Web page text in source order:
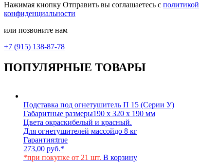
Нажимая кнопку Отправить вы соглашаетесь с политикой
конфиденциальности
или позвоните нам
+7 (915) 138-87-78
ПОПУЛЯРНЫЕ ТОВАРЫ
Подставка под огнетушитель П 15 (Серии У)
Габаритные размеры190 х 320 х 190 мм
Цвета окраскибелый и красный.
Для огнетушителей массойдо 8 кг
Гарантия:true
273,00 руб.*
*при покупке от 21 шт. В корзину